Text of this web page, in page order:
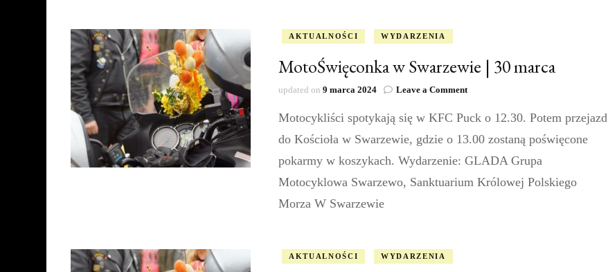
AKTUALNOŚCI WYDARZENIA
MotoŚwięconka w Swarzewie | 30 marca
updated on 9 marca 2024 Leave a Commenton
w
|
30
Motocykliści spotykają się w KFC Puck o 12.30. Potem przejazd
do Kościoła w Swarzewie, gdzie o 13.00 zostaną poświęcone
pokarmy w koszykach. Wydarzenie: GLADA Grupa
Motocyklowa Swarzewo, Sanktuarium Królowej Polskiego
Morza W Swarzewie
AKTUALNOŚCI WYDARZENIA